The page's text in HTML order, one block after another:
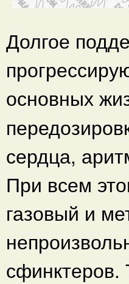
Долгое
основных
сердца,
При всем
газовый и